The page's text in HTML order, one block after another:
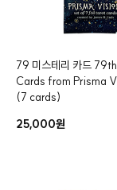
카드
79 미스테리 카드
Cards from Prisma
(7 cards)
25,000원